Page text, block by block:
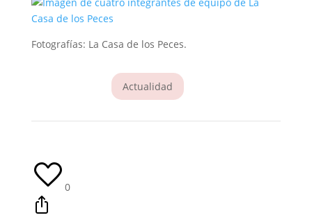
Fotografías: La Casa de los Peces.
Actualidad
0